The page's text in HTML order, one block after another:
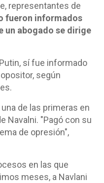
representantes de
fueron informados
un abogado se dirige
sí fue informado
según
de las primeras en
Navalni. "Pagó con su
de opresión",
en las que
meses, a Navlani